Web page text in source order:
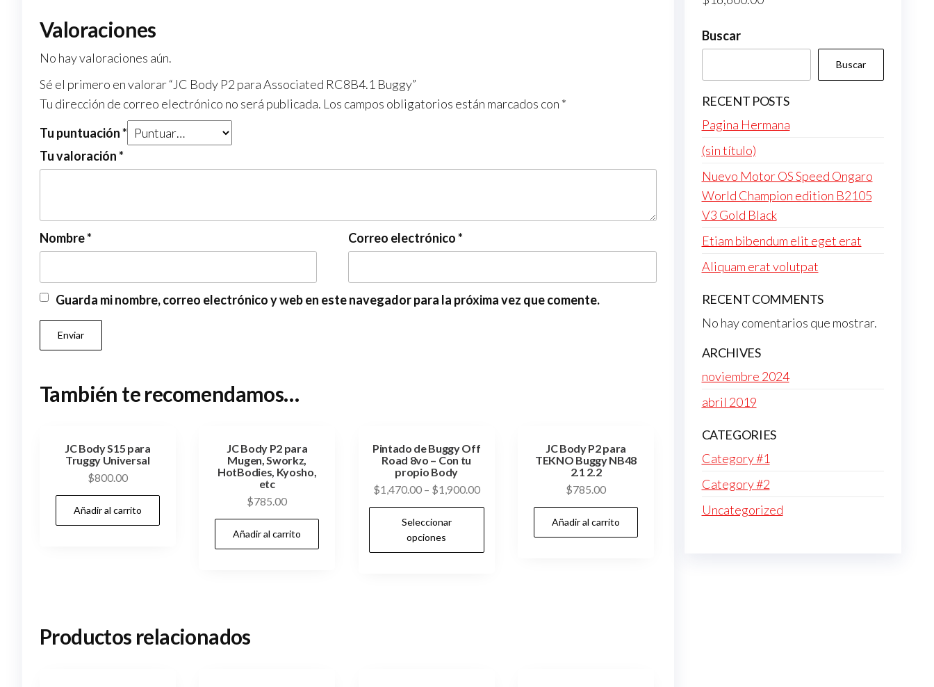
Valoraciones
No hay valoraciones aún.
Sé el primero en valorar “JC Body P2 para Associated RC8B4.1 Buggy”
Tu dirección de correo electrónico no será publicada. Los campos obligatorios están marcados con *
Tu puntuación*
Tu valoración*
Nombre* Correo electrónico*
Guarda mi nombre, correo electrónico y web en este navegador para la próxima vez que comente.
También te recomendamos…
JC Body S15 para
Truggy Universal
$800.00
Añadir al carrito
JC Body P2 para
Mugen, Sworkz,
HotBodies, Kyosho,
etc
$785.00
Añadir al carrito
Pintado de Buggy Off
Road 8vo – Con tu
propio Body
$1,470.00– $1,900.00
Seleccionar
opciones
JC Body P2 para
TEKNO Buggy NB48
2.1 2.2
$785.00
Añadir al carrito
Productos relacionados
Buscar
Buscar
RECENT POSTS
Pagina Hermana
(sin título)
Nuevo Motor OS Speed Ongaro
World Champion edition B2105
V3 Gold Black
Etiam bibendum elit eget erat
Aliquam erat volutpat
RECENT COMMENTS
No hay comentarios que mostrar.
ARCHIVES
noviembre 2024
abril 2019
CATEGORIES
Category #1
Category #2
Uncategorized